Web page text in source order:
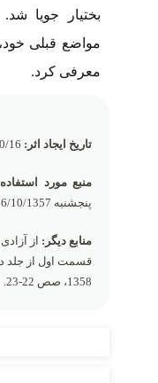
بختیار جویا
مواضع قبلی خود،
معرفی کرد.
تاریخ ایجاد اثر: 16
منبع مورد
پنجشنبه 16/10/1357، صفحه 2.
منابع دیگر: از
1358، صص 22-23.